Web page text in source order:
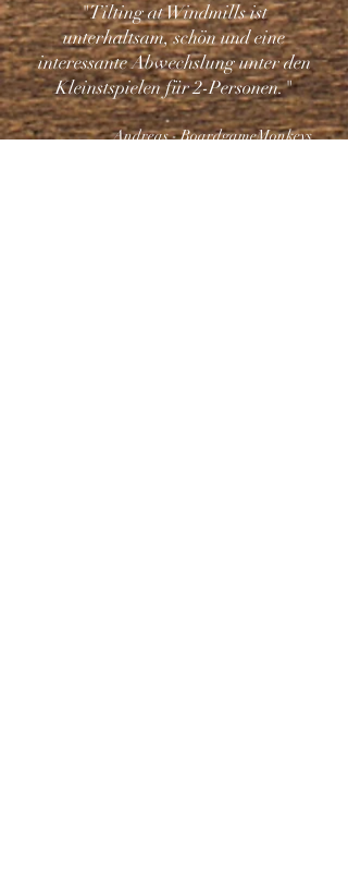
"Tilting at Windmills ist
unterhaltsam, schön und eine
interessante Abwechslung unter den
Kleinstspielen für 2-Personen."
Andreas - BoardgameMonkeys